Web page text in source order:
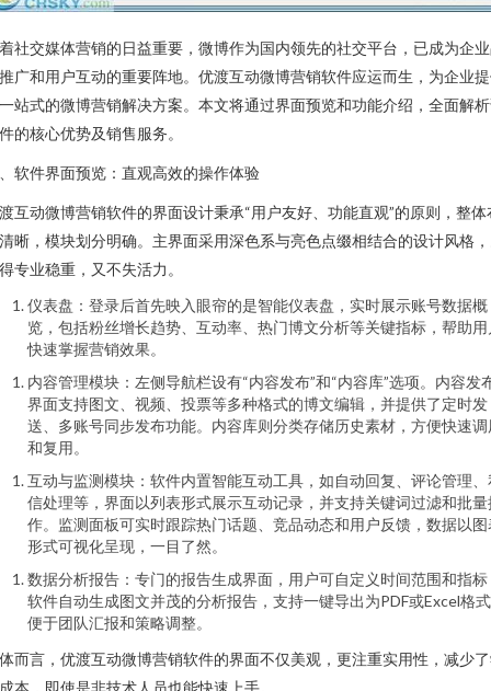
社交媒体营销的日益重要，微博作为国内领先的社交平台，已成为企
广和用户互动的重要阵地。优渡互动微博营销软件应运而生，为企业
站式的微博营销解决方案。本文将通过界面预览和功能介绍，全面解
的核心优势及销售服务。
软件界面预览：直观高效的操作体验
互动微博营销软件的界面设计秉承“用户友好、功能直观”的原则，整体
晰，模块划分明确。主界面采用深色系与亮色点缀相结合的设计风格
专业稳重，又不失活力。
仪表盘：登录后首先映入眼帘的是智能仪表盘，实时展示账号数据概
览，包括粉丝增长趋势、互动率、热门博文分析等关键指标，帮助用
快速掌握营销效果。
内容管理模块：左侧导航栏设有“内容发布”和“内容库”选项。内容发
界面支持图文、视频、投票等多种格式的博文编辑，并提供了定时发
送、多账号同步发布功能。内容库则分类存储历史素材，方便快速调
和复用。
互动与监测模块：软件内置智能互动工具，如自动回复、评论管理、
信处理等，界面以列表形式展示互动记录，并支持关键词过滤和批量
作。监测面板可实时跟踪热门话题、竞品动态和用户反馈，数据以图
形式可视化呈现，一目了然。
数据分析报告：专门的报告生成界面，用户可自定义时间范围和指标
软件自动生成图文并茂的分析报告，支持一键导出为PDF或Excel格
便于团队汇报和策略调整。
而言，优渡互动微博营销软件的界面不仅美观，更注重实用性，减少
本，即使是非技术人员也能快速上手。